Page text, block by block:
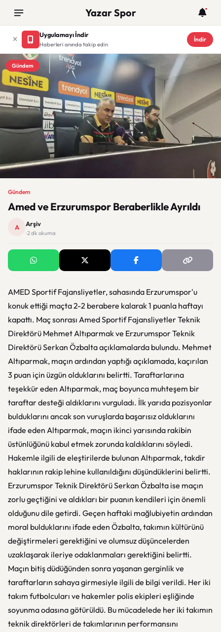
Yazar Spor
Uygulamayı İndir
Haberleri anında takip edin
İndir
Gündem
Gündem
Amed ve Erzurumspor Beraberlikle Ayrıldı
A Arşiv
· 2 dk okuma
AMED Sportif Fajansliyetler, sahasında Erzurumspor'u
konuk ettiği maçta 2-2 berabere kalarak 1 puanla haftayı
kapattı. Maç sonrası Amed Sportif Fajansliyetler Teknik
Direktörü Mehmet Altıparmak ve Erzurumspor Teknik
Direktörü Serkan Özbalta açıklamalarda bulundu. Mehmet
Altıparmak, maçın ardından yaptığı açıklamada, kaçırılan
3 puan için üzgün olduklarını belirtti. Taraftarlarına
teşekkür eden Altıparmak, maç boyunca muhteşem bir
taraftar desteği aldıklarını vurguladı. İlk yarıda pozisyonlar
bulduklarını ancak son vuruşlarda başarısız olduklarını
ifade eden Altıparmak, maçın ikinci yarısında rakibin
üstünlüğünü kabul etmek zorunda kaldıklarını söyledi.
Hakemle ilgili de eleştirilerde bulunan Altıparmak, takdir
haklarının rakip lehine kullanıldığını düşündüklerini belirtti.
Erzurumspor Teknik Direktörü Serkan Özbalta ise maçın
zorlu geçtiğini ve aldıkları bir puanın kendileri için önemli
olduğunu dile getirdi. Geçen haftaki mağlubiyetin ardından
moral bulduklarını ifade eden Özbalta, takımın kültürünü
değiştirmeleri gerektiğini ve olumsuz düşüncelerden
uzaklaşarak ileriye odaklanmaları gerektiğini belirtti.
Maçın bitiş düdüğünden sonra yaşanan gerginlik ve
taraftarların sahaya girmesiyle ilgili de bilgi verildi. Her iki
takım futbolcuları ve hakemler polis ekipleri eşliğinde
soyunma odasına götürüldü. Bu mücadelede her iki takımın
teknik direktörleri de takımlarının performansını